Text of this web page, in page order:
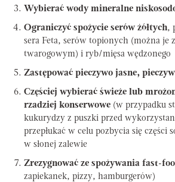
Wybierać wody mineralne
Ograniczyć spożycie serów żółtych,
sera Feta, serów topionych (można je
twarogowym) i ryb/mięsa wędzonego
Zastępować pieczywo jasne,
Częściej wybierać świeże lub
rzadziej konserwowe (w przypadku
kukurydzy z puszki przed
przepłukać w celu pozbycia się części
w słonej zalewie
Zrezygnować ze spożywania fast-
zapiekanek, pizzy, hamburgerów)